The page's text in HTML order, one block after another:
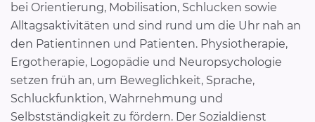
bei Orientierung, Mobilisation, Schlucken sowie
Alltagsaktivitäten und sind rund um die Uhr nah an
den Patientinnen und Patienten. Physiotherapie,
Ergotherapie, Logopädie und Neuropsychologie
setzen früh an, um Beweglichkeit, Sprache,
Schluckfunktion, Wahrnehmung und
Selbstständigkeit zu fördern. Der Sozialdienst